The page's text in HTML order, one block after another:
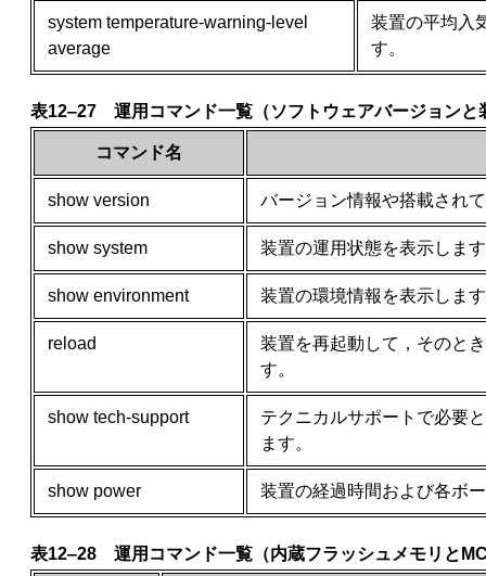
system temperature-warning-level
average
装置の平均入
す。
表12‒27 運用コマンド一覧（ソフトウェアバージョンと
コマンド名
show version バージョン情報や搭載され
show system 装置の運用状態を表示しま
show environment 装置の環境情報を表示しま
reload
装置を再起動して，そのと
す。
show tech-support
テクニカルサポートで必要
ます。
show power 装置の経過時間および各ボ
表12‒28 運用コマンド一覧（内蔵フラッシュメモリと